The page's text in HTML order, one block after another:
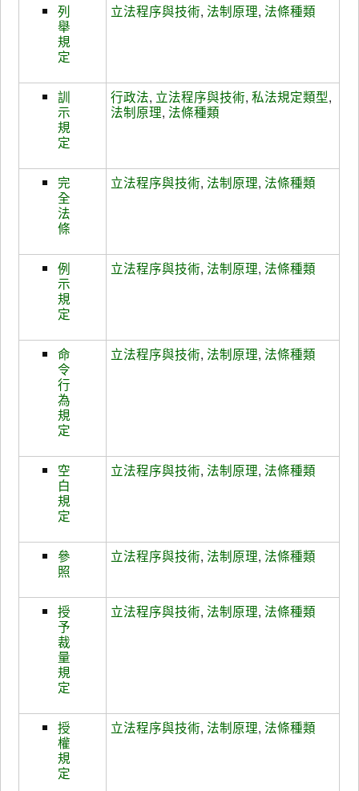
列
舉
規
定
立法程序與技術,法制原理,法條種類
訓
示
規
定
行政法, 立法程序與技術,私法規定類型,
法制原理,法條種類
完
全
法
條
立法程序與技術,法制原理,法條種類
例
示
規
定
立法程序與技術,法制原理,法條種類
命
令
行
為
規
定
立法程序與技術,法制原理,法條種類
空
白
規
定
立法程序與技術,法制原理,法條種類
參
照
立法程序與技術,法制原理,法條種類
授
予
裁
量
規
定
立法程序與技術,法制原理,法條種類
授
權
規
定
立法程序與技術,法制原理,法條種類